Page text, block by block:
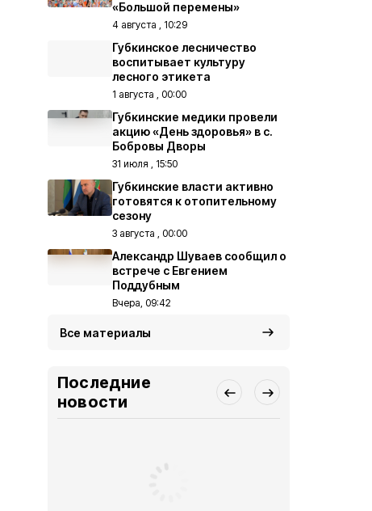
«Большой перемены»
4 августа , 10:29
Губкинское лесничество
воспитывает культуру
лесного этикета
1 августа , 00:00
Губкинские медики провели
акцию «День здоровья» в с.
Бобровы Дворы
31 июля , 15:50
Губкинские власти активно
готовятся к отопительному
сезону
3 августа , 00:00
Александр Шуваев сообщил о
встрече с Евгением
Поддубным
Вчера, 09:42
Все материалы
Последние
новости